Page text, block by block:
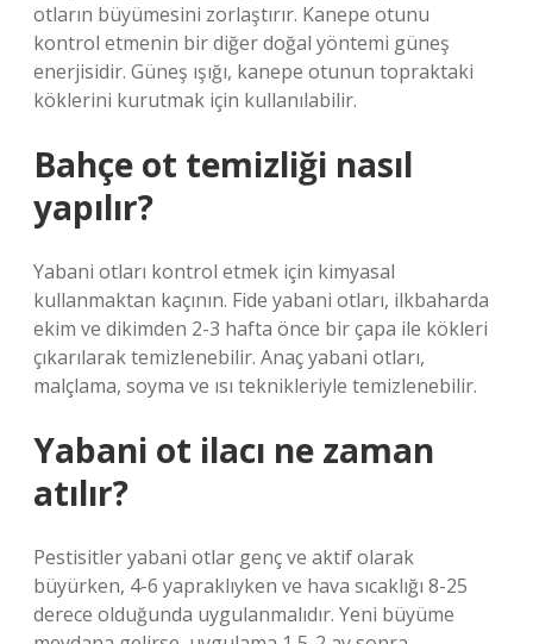
otların büyümesini zorlaştırır. Kanepe otunu
kontrol etmenin bir diğer doğal yöntemi güneş
enerjisidir. Güneş ışığı, kanepe otunun topraktaki
köklerini kurutmak için kullanılabilir.
Bahçe ot temizliği nasıl
yapılır?
Yabani otları kontrol etmek için kimyasal
kullanmaktan kaçının. Fide yabani otları, ilkbaharda
ekim ve dikimden 2-3 hafta önce bir çapa ile kökleri
çıkarılarak temizlenebilir. Anaç yabani otları,
malçlama, soyma ve ısı teknikleriyle temizlenebilir.
Yabani ot ilacı ne zaman
atılır?
Pestisitler yabani otlar genç ve aktif olarak
büyürken, 4-6 yapraklıyken ve hava sıcaklığı 8-25
derece olduğunda uygulanmalıdır. Yeni büyüme